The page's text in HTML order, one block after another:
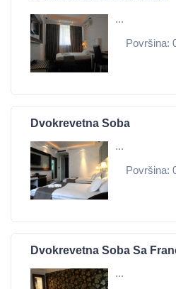
...
Površina:
Dvokrevetna Soba
...
Površina:
Dvokrevetna Soba Sa
...